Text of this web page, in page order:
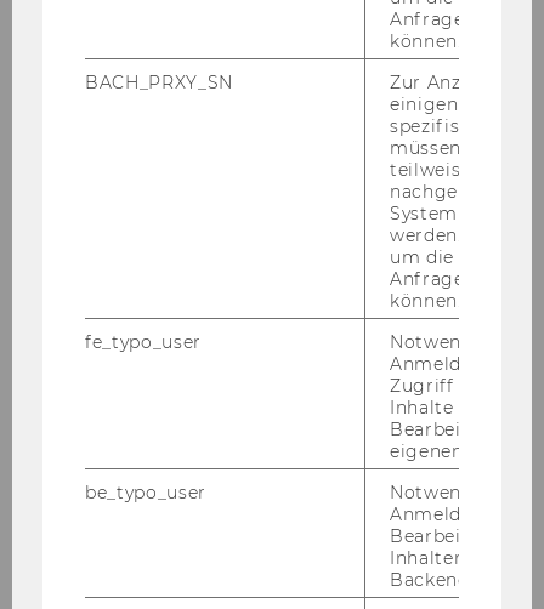
Aufnahmeverfahren 2026 an der WU
Anfrage
können.
BACH_PRXY_SN
Zur Anzeige von
einigen WU-
spezifischen
müssen
teilweise von
nachgelagerten
System
werden.
um die Antwort
Anfrage
können.
fe_typo_user
Notwendig für
Anmeldung und
Zugriff auf
Inhalte oder zur
Bearbeitung des
eigenen Profils.
be_typo_user
Notwendig für
Anmeldung und
Bearbeitung von
Inhalten im
Backend.